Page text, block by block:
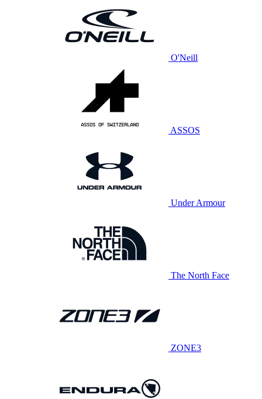
O'Neill
ASSOS
Under Armour
The North Face
ZONE3